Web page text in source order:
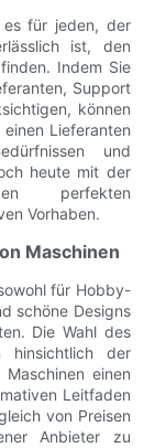
es für jeden, der
ist, den
Indem Sie
Support
können
Lieferanten
und
heute mit der
perfekten
Vorhaben.
Maschinen
für Hobby-
schöne Designs
Die Wahl des
hinsichtlich der
einen
Leitfaden
von Preisen
Anbieter zu